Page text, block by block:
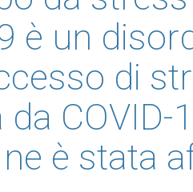
è un
di
COVID-
è stata